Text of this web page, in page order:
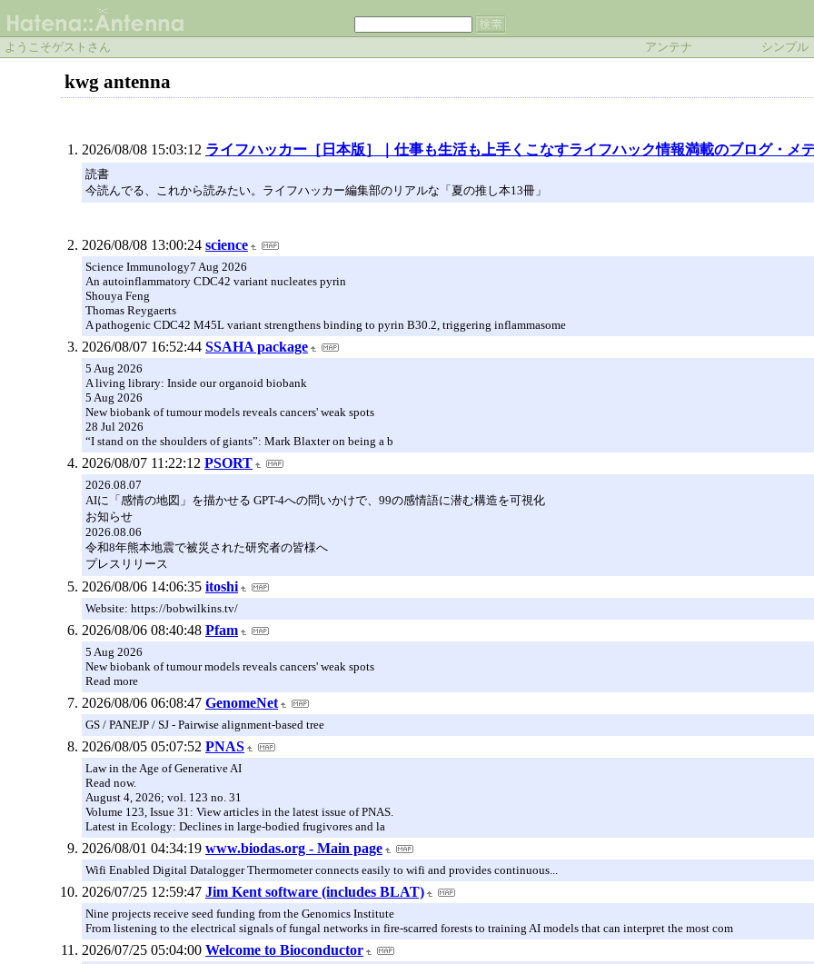
ようこそゲストさん アンテナ シンプル
kwg antenna
2026/08/08 15:03:12 ライフハッカー［日本版］｜仕事も生活も上手くこなすライフハック情報満載のブログ・メ
読書
今読んでる、これから読みたい。ライフハッカー編集部のリアルな「夏の推し本13冊」
2026/08/08 13:00:24 science
Science Immunology7 Aug 2026
An autoinflammatory CDC42 variant nucleates pyrin
Shouya Feng
Thomas Reygaerts
A pathogenic CDC42 M45L variant strengthens binding to pyrin B30.2, triggering inflammasome
2026/08/07 16:52:44 SSAHA package
5 Aug 2026
A living library: Inside our organoid biobank
5 Aug 2026
New biobank of tumour models reveals cancers' weak spots
28 Jul 2026
“I stand on the shoulders of giants”: Mark Blaxter on being a b
2026/08/07 11:22:12 PSORT
2026.08.07
AIに「感情の地図」を描かせる GPT-4への問いかけで、99の感情語に潜む構造を可視化
お知らせ
2026.08.06
令和8年熊本地震で被災された研究者の皆様へ
プレスリリース
2026/08/06 14:06:35 itoshi
Website: https://bobwilkins.tv/
2026/08/06 08:40:48 Pfam
5 Aug 2026
New biobank of tumour models reveals cancers' weak spots
Read more
2026/08/06 06:08:47 GenomeNet
GS / PANEJP / SJ - Pairwise alignment-based tree
2026/08/05 05:07:52 PNAS
Law in the Age of Generative AI
Read now.
August 4, 2026; vol. 123 no. 31
Volume 123, Issue 31: View articles in the latest issue of PNAS.
Latest in Ecology: Declines in large-bodied frugivores and la
2026/08/01 04:34:19 www.biodas.org - Main page
Wifi Enabled Digital Datalogger Thermometer connects easily to wifi and provides continuous...
2026/07/25 12:59:47 Jim Kent software (includes BLAT)
Nine projects receive seed funding from the Genomics Institute
From listening to the electrical signals of fungal networks in fire-scarred forests to training AI models that can interpret the most com
2026/07/25 05:04:00 Welcome to Bioconductor